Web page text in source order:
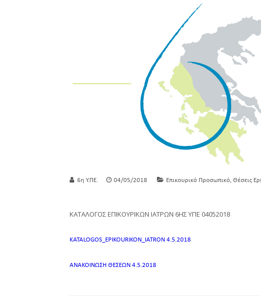
6η Υ.ΠΕ. 04/05/2018 Επικουρικό Προσωπικό, Θέσεις
ΚΑΤΑΛΟΓΟΣ ΕΠΙΚΟΥΡΙΚΩΝ ΙΑΤΡΩΝ 6ΗΣ ΥΠΕ 04052018
KATALOGOS_EPIKOURIKON_IATRON 4.5.2018
ΑΝΑΚΟΙΝΩΣΗ ΘΕΣΕΩΝ 4.5.2018